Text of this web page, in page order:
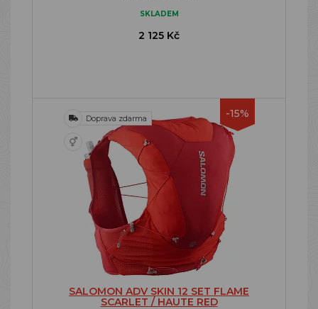
SKLADEM
2 125 Kč
-15%
Doprava zdarma
SALOMON ADV SKIN 12 SET FLAME
SCARLET / HAUTE RED